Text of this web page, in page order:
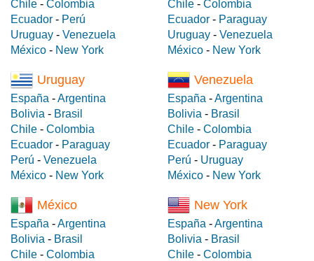
Chile - Colombia
Ecuador - Perú
Uruguay - Venezuela
México - New York
Chile - Colombia
Ecuador - Paraguay
Uruguay - Venezuela
México - New York
Uruguay
España -Argentina
Bolivia - Brasil
Chile - Colombia
Ecuador - Paraguay
Perú - Venezuela
México - New York
Venezuela
España -Argentina
Bolivia - Brasil
Chile - Colombia
Ecuador - Paraguay
Perú - Uruguay
México - New York
México
España -Argentina
Bolivia - Brasil
Chile - Colombia
New York
España -Argentina
Bolivia - Brasil
Chile - Colombia